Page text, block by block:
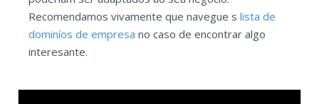
Recomendamos vivamente que navegue s lista de
dominíos de empresa no caso de encontrar algo
interesante.